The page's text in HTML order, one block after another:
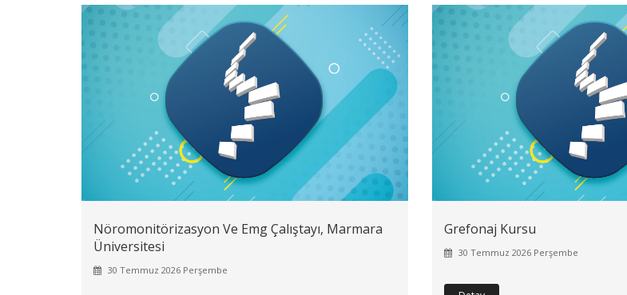
Nöromonitörizasyon Ve Emg Çalıştayı, Marmara
Üniversitesi
30 Temmuz 2026 Perşembe
Grefonaj Kursu
30 Temmuz 2026 Perşembe